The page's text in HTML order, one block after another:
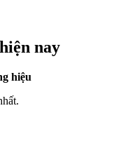
nay
hiệu